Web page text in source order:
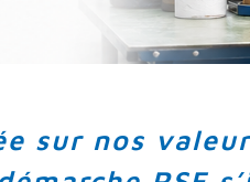
sur nos